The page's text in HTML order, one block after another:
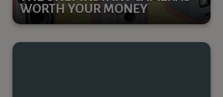
WORTH YOUR MONEY